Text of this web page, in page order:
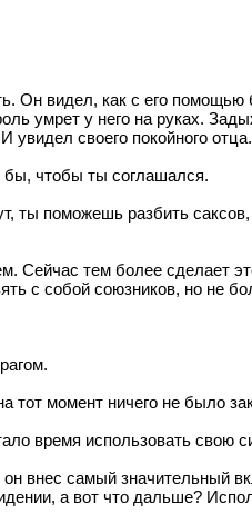
Он видел, как с его
умрет у него на руках.
своего покойного
бы, чтобы ты соглашался.
ты поможешь разбить
Сейчас тем более сделает
с собой союзников, но не
тот момент ничего не было
время использовать свою
внес самый значительный
а вот что дальше?